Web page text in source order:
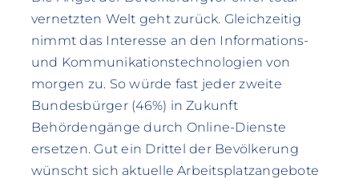
vernetzten Welt geht zurück. Gleichzeitig
nimmt das Interesse an den Informations-
und Kommunikationstechnologien von
morgen zu. So würde fast jeder zweite
Bundesbürger (46%) in Zukunft
Behördengänge durch Online-Dienste
ersetzen. Gut ein Drittel der Bevölkerung
wünscht sich aktuelle Arbeitsplatzangebote